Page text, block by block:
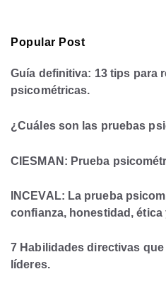
Popular Post
Guía definitiva: 13 tips para
psicométricas.
¿Cuáles son las pruebas
CIESMAN: Prueba
INCEVAL: La prueba
confianza, honestidad, ética
7 Habilidades directivas
líderes.